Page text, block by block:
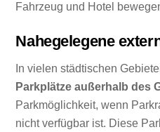
Fahrzeug und Hotel
Nahegelegene
In vielen städtischen
Parkplätze außerhalb des
Parkmöglichkeit, wenn
nicht verfügbar ist. Diese